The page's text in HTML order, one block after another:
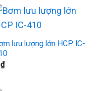
lưu lượng lớn HCP IC-
₫